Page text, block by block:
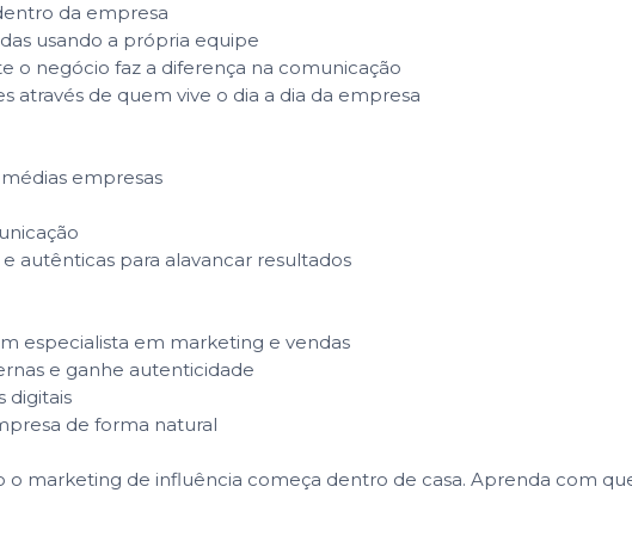
da empresa
usando a própria equipe
o negócio faz a diferença na comunicação
através de quem vive o dia a dia da empresa
empresas
autênticas para alavancar resultados
especialista em marketing e vendas
e ganhe autenticidade
digitais
de forma natural
o marketing de influência começa dentro de casa. Aprenda com